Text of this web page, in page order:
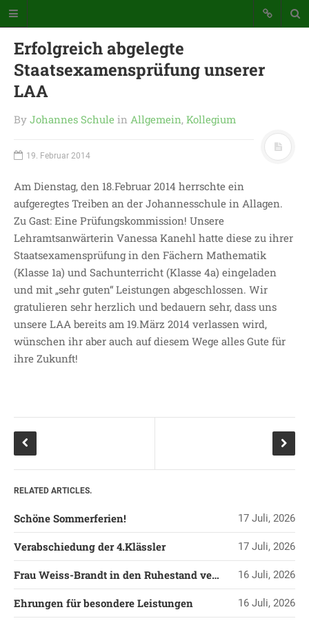
Stadt Warstein
Bunte Schule mit Takt und Schwung
STARTSEITE
WICHTIGES AUS UNSERER
SCHULE
UNSER SCHULTAG
SDUI
TERMINE
ELTERNBETEILIGUNG-
KOLLEGIUM
SCHULSOZIALARBEIT
BÜRO
KLASSEN
KLASSE 1 ESSER
KLASSE 2 MÖLLMANN
KLASSE 3A LANGENEKE
KLASSE 4 DURRANT
Erfolgreich abgelegte
Staatsexamensprüfung unserer
LAA
By Johannes Schule in Allgemein, Kollegium
19. Februar 2014
Am Dienstag, den 18.Februar 2014 herrschte ein
aufgeregtes Treiben an der Johannesschule in Allagen.
Zu Gast: Eine Prüfungskommission! Unsere
Lehramtsanwärterin Vanessa Kanehl hatte diese zu ihrer
Staatsexamensprüfung in den Fächern Mathematik
(Klasse 1a) und Sachunterricht (Klasse 4a) eingeladen
und mit „sehr guten“ Leistungen abgeschlossen. Wir
gratulieren sehr herzlich und bedauern sehr, dass uns
unsere LAA bereits am 19.März 2014 verlassen wird,
wünschen ihr aber auch auf diesem Wege alles Gute für
ihre Zukunft!
RELATED ARTICLES.
Schöne Sommerferien! 17 Juli, 2026
Verabschiedung der 4.Klässler 17 Juli, 2026
Frau Weiss-Brandt in den Ruhestand verabschiedet 16 Juli, 2026
Ehrungen für besondere Leistungen 16 Juli, 2026